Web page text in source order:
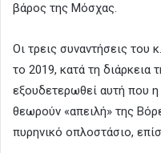
βάρος της Μόσχας.
Οι τρεις συναντήσεις του
το 2019, κατά τη διάρκεια
εξουδετερωθεί αυτή που η
θεωρούν «απειλή» της
πυρηνικό οπλοστάσιο,